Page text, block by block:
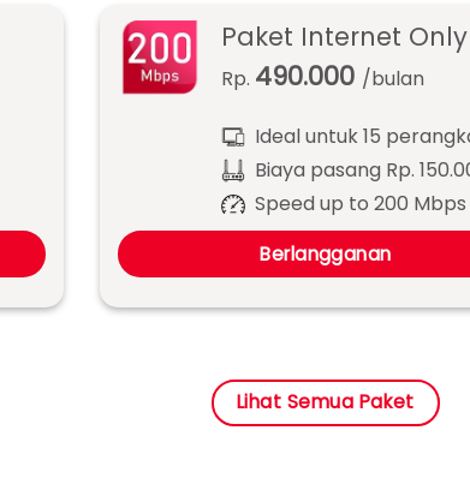
Paket Internet Only
Rp. 490.000 /bulan
Ideal untuk 15
Biaya pasang Rp.
Speed up to 200 Mbps
Berlangganan
Lihat Semua Paket